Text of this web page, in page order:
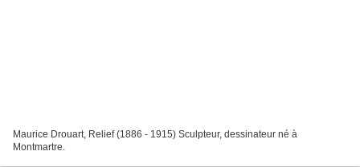
Maurice Drouart, Relief (1886 - 1915) Sculpteur, dessinateur né à
Montmartre.